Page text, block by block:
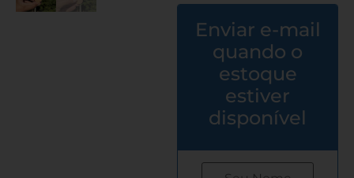
Enviar e-mail
quando o
estoque
estiver
disponível